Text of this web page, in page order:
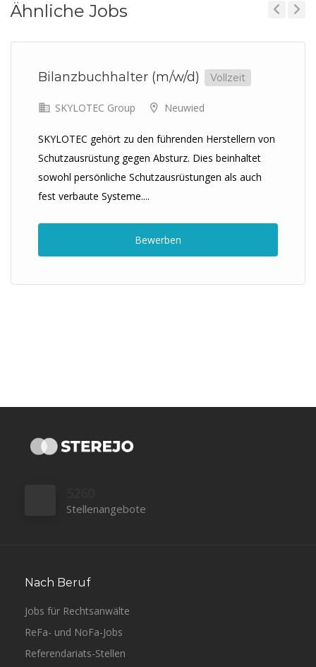
Ähnliche Jobs
Bilanzbuchhalter (m/w/d) Vollzeit
SKYLOTEC Group Neuwied
SKYLOTEC gehört zu den führenden Herstellern von
Schutzausrüstung gegen Absturz. Dies beinhaltet
sowohl persönliche Schutzausrüstungen als auch
fest verbaute Systeme....
Bewerben
Stellenangebote
Nach Beruf
Jobs für Rechtsanwälte
ReFa- und NoFa-Jobs
Referendariats-Stellen